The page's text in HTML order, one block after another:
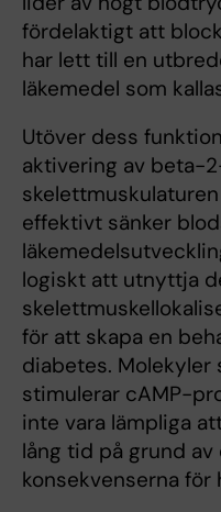
fördelaktigt att
har lett till en
läkemedel som
Utöver dess
aktivering av beta-
effektivt sänker
logiskt att utnyttja
för att skapa en
diabetes. Molekyler
stimulerar cAMP-
inte vara lämpliga
lång tid på grund
konsekvenserna för